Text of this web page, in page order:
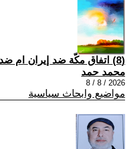
(8) اتفاق مكّة ضد إيران ام ضد اسرائيل؟
محمد حمد
2026 / 8 / 8
مواضيع وابحاث سياسية